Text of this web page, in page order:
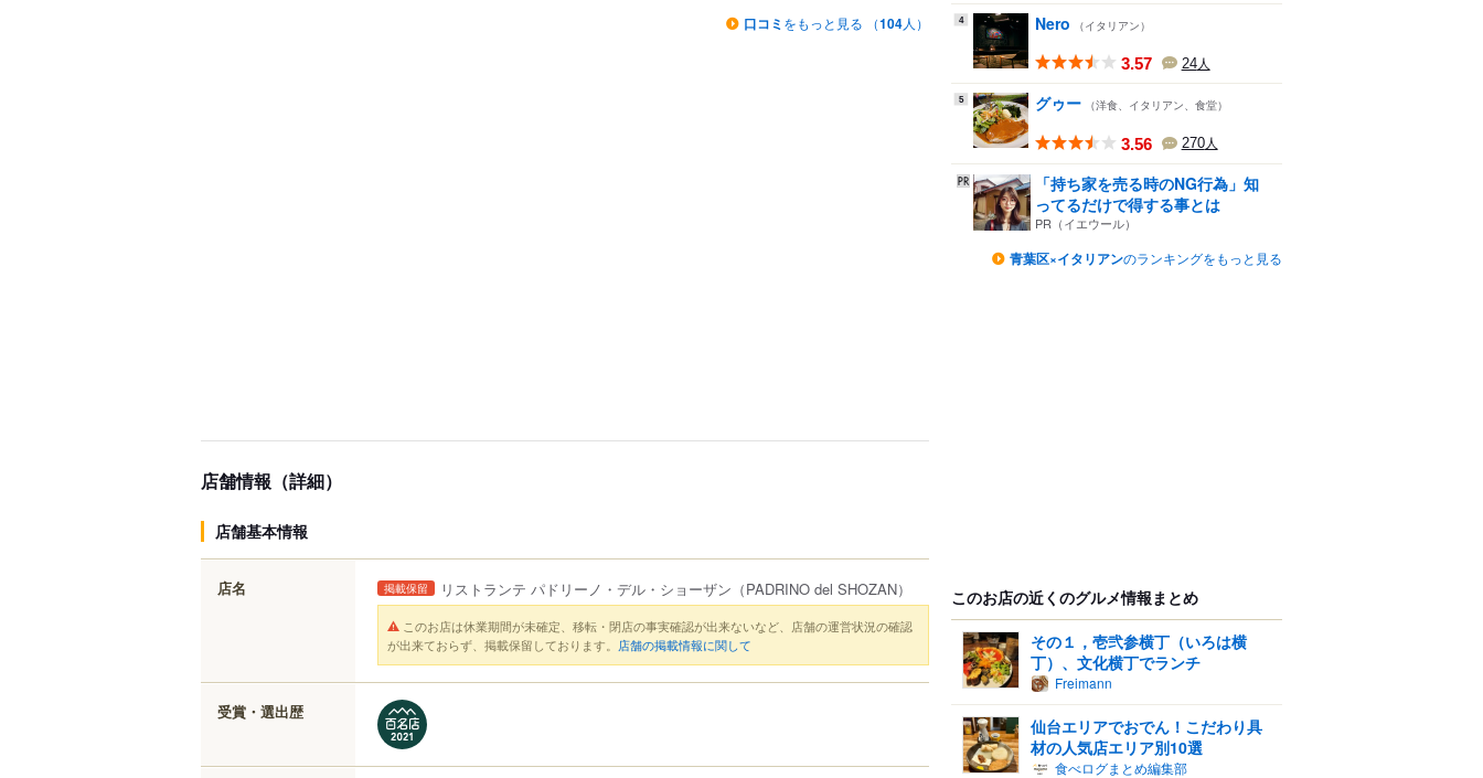
口コミ をもっと見る （104人）
店舗情報（詳細）
店舗基本情報
店名 掲載保留 リストランテ パドリーノ・デル・ショーザン （PADRINO del SHOZAN）
このお店は休業期間が未確定、移転・閉店の事実確認が出来ないなど、店舗の運営状況の確認
が出来ておらず、掲載保留しております。 店舗の掲載情報に関して
受賞・選出歴
4 Nero （イタリアン）
3.57 24人
5 グゥー （洋食、イタリアン、食堂）
3.56 270人
「持ち家を売る時のNG行為」知
ってるだけで得する事とは
PR（イエウール）
青葉区×イタリアンのランキングをもっと見る
このお店の近くのグルメ情報まとめ
その１，壱弐参横丁（いろは横
丁）、文化横丁でランチ
Freimann
仙台エリアでおでん！こだわり具
材の人気店エリア別10選
食べログまとめ編集部